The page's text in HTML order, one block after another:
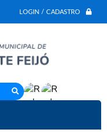
LOGIN / CADASTRO